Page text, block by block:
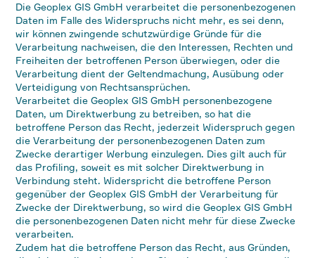
Die Geoplex GIS GmbH verarbeitet die personenbezogenen
Daten im Falle des Widerspruchs nicht mehr, es sei denn,
wir können zwingende schutzwürdige Gründe für die
Verarbeitung nachweisen, die den Interessen, Rechten und
Freiheiten der betroffenen Person überwiegen, oder die
Verarbeitung dient der Geltendmachung, Ausübung oder
Verteidigung von Rechtsansprüchen.
Verarbeitet die Geoplex GIS GmbH personenbezogene
Daten, um Direktwerbung zu betreiben, so hat die
betroffene Person das Recht, jederzeit Widerspruch gegen
die Verarbeitung der personenbezogenen Daten zum
Zwecke derartiger Werbung einzulegen. Dies gilt auch für
das Profiling, soweit es mit solcher Direktwerbung in
Verbindung steht. Widerspricht die betroffene Person
gegenüber der Geoplex GIS GmbH der Verarbeitung für
Zwecke der Direktwerbung, so wird die Geoplex GIS GmbH
die personenbezogenen Daten nicht mehr für diese Zwecke
verarbeiten.
Zudem hat die betroffene Person das Recht, aus Gründen,